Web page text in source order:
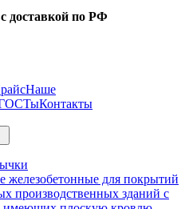
с доставкой по РФ
Наше
Контакты
железобетонные для покрытий
производственных зданий с